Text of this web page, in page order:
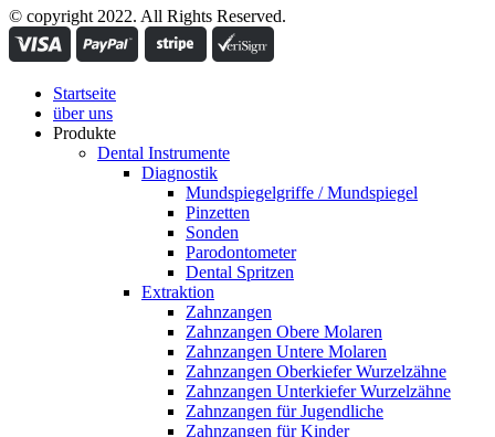
© copyright 2022. All Rights Reserved.
Startseite
über uns
Produkte
Dental Instrumente
Diagnostik
Mundspiegelgriffe / Mundspiegel
Pinzetten
Sonden
Parodontometer
Dental Spritzen
Extraktion
Zahnzangen
Zahnzangen Obere Molaren
Zahnzangen Untere Molaren
Zahnzangen Oberkiefer Wurzelzähne
Zahnzangen Unterkiefer Wurzelzähne
Zahnzangen für Jugendliche
Zahnzangen für Kinder